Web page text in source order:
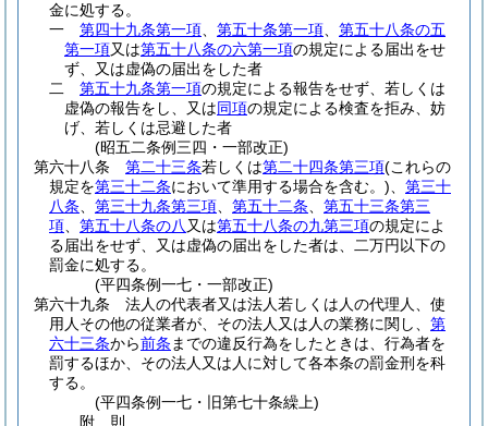
金に処する。
一
第四十九条第一項 第五十条第一項
第五十八条の五
第一項又は第五十八条の六第一項の規定による届出をせ
ず、又は虚偽の届出をした者
二
第五十九条第一項の規定による報告をせず、若しくは
虚偽の報告をし、又は同項の規定による検査を拒み、妨
げ、若しくは忌避した者
(昭五二条例三四・一部改正)
第六十八条
第二十三条若しくは第二十四条第三項(これらの
規定を第三十二条において準用する場合を含む。)
第三十
八条
第三十九条第三項 第五十二条
第五十三条第三
項
第五十八条の八 又は第五十八条の九第三項の規定によ
る届出をせず、又は虚偽の届出をした者は、二万円以下の
罰金に処する。
(平四条例一七・一部改正)
第六十九条
法人の代表者又は法人若しくは人の代理人、使
用人その他の従業者が、その法人又は人の業務に関し、 第
六十三条から前条 までの違反行為をしたときは、行為者を
罰するほか、その法人又は人に対して各本条の罰金刑を科
する。
(平四条例一七・旧第七十条繰上)
附 則